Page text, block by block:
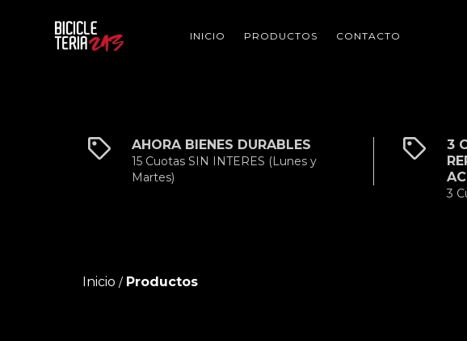
INICIO PRODUCTOS CONTACTO
AHORA BIENES DURABLES
15 Cuotas SIN INTERES (Lunes y
Martes)
3
3
Inicio / Productos